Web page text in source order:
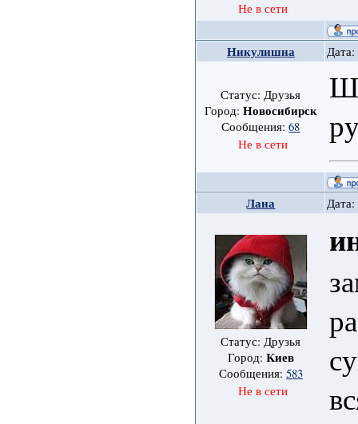
Не в сети
Никулишна
Статус: Друзья
Город: Новосибирск
Сообщения:68
Не в сети
Лана
Статус: Друзья
Город: Kиев
Сообщения: 583
Не в сети